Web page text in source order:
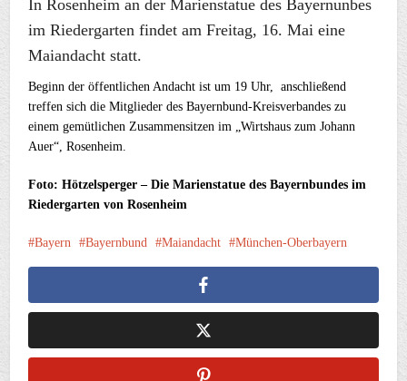
In Rosenheim an der Marienstatue des Bayernunbes
im Riedergarten findet am Freitag, 16. Mai eine
Maiandacht statt.
Beginn der öffentlichen Andacht ist um 19 Uhr, anschließend
treffen sich die Mitglieder des Bayernbund-Kreisverbandes zu
einem gemütlichen Zusammensitzen im „Wirtshaus zum Johann
Auer“, Rosenheim.
Foto: Hötzelsperger – Die Marienstatue des Bayernbundes im
Riedergarten von Rosenheim
Bayern Bayernbund Maiandacht München-Oberbayern